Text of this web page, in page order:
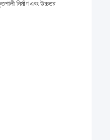
নির্মাণ এবং উচ্চতর